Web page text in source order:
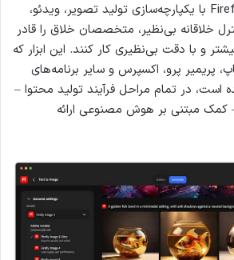
ادوبی اظهار داشت: «Firefly با یکپارچه‌سازی تولید تصویر، ویدئو،
خلاقانه بی‌نظیر، متخصصان خلاق را قادر
و با دقت بی‌نظیری کار کنند. این ابزار که
پریمیر پرو، اکسپرس و سایر برنامه‌های
است، در تمام مراحل فرآیند تولید محتوا –
– کمک مبتنی بر هوش مصنوعی ارائه